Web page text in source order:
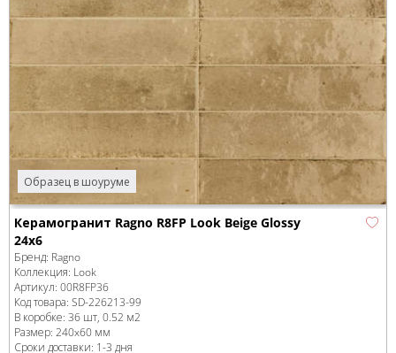
Образец в шоуруме
Керамогранит Ragno R8FP Look Beige Glossy
24x6
Бренд: Ragno
Коллекция: Look
Артикул: 00R8FP36
Код товара: SD-226213-99
В коробке: 36 шт, 0.52 м2
Размер: 240x60 мм
Сроки доставки: 1-3 дня